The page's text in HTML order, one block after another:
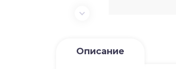
Описание